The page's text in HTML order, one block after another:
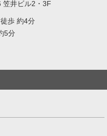
笠井ビル2・3F
歩 約4分
5分